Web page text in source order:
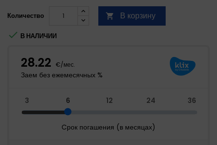
Количество  В корзину
 В НАЛИЧИИ